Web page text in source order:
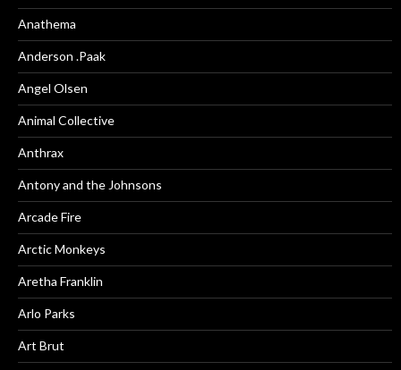
Anathema
Anderson .Paak
Angel Olsen
Animal Collective
Anthrax
Antony and the Johnsons
Arcade Fire
Arctic Monkeys
Aretha Franklin
Arlo Parks
Art Brut